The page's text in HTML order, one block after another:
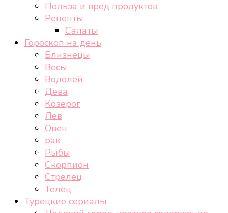
Польза и вред продуктов
Рецепты
Салаты
Гороскоп на день
Близнецы
Весы
Водолей
Дева
Козерог
Лев
Овен
рак
Рыбы
Скорпион
Стрелец
Телец
Турецкие сериалы